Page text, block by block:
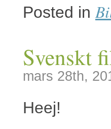
Posted in
Svenskt
mars 28th,
Heej!